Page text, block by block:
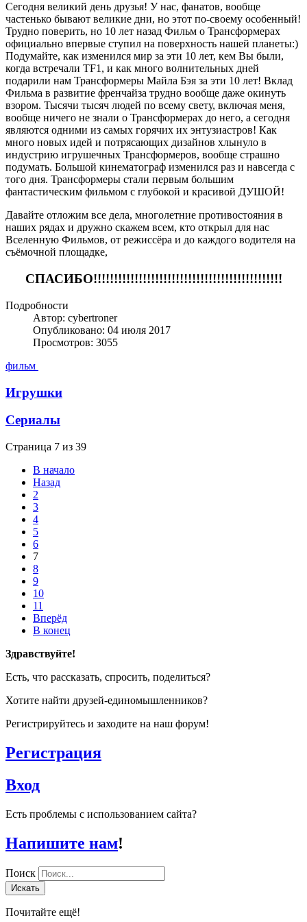
Сегодня великий день друзья! У нас, фанатов, вообще
частенько бывают великие дни, но этот по-своему особенный!
Трудно поверить, но 10 лет назад Фильм о Трансформерах
официально впервые ступил на поверхность нашей планеты:)
Подумайте, как изменился мир за эти 10 лет, кем Вы были,
когда встречали TF1, и как много волнительных дней
подарили нам Трансформеры Майла Бэя за эти 10 лет! Вклад
Фильма в развитие френчайза трудно вообще даже окинуть
взором. Тысячи тысяч людей по всему свету, включая меня,
вообще ничего не знали о Трансформерах до него, а сегодня
являются одними из самых горячих их энтузиастров! Как
много новых идей и потрясающих дизайнов хлынуло в
индустрию игрушечных Трансформеров, вообще страшно
подумать. Большой кинематограф изменился раз и навсегда с
того дня. Трансформеры стали первым большим
фантастическим фильмом с глубокой и красивой ДУШОЙ!
Давайте отложим все дела, многолетние противостояния в
наших рядах и дружно скажем всем, кто открыл для нас
Вселенную Фильмов, от режиссёра и до каждого водителя на
съёмочной площадке,
СПАСИБО!!!!!!!!!!!!!!!!!!!!!!!!!!!!!!!!!!!!!!!!!!!!!!
Подробности
Автор: cybertroner
Опубликовано: 04 июля 2017
Просмотров: 3055
фильм
Игрушки
Сериалы
Страница 7 из 39
В начало
Назад
2
3
4
5
6
7
8
9
10
11
Вперёд
В конец
Здравствуйте!
Есть, что рассказать, спросить, поделиться?
Хотите найти друзей-единомышленников?
Регистрируйтесь и заходите на наш форум!
Регистрация
Вход
Есть проблемы с использованием сайта?
Напишите нам!
Поиск
Искать
Почитайте ещё!